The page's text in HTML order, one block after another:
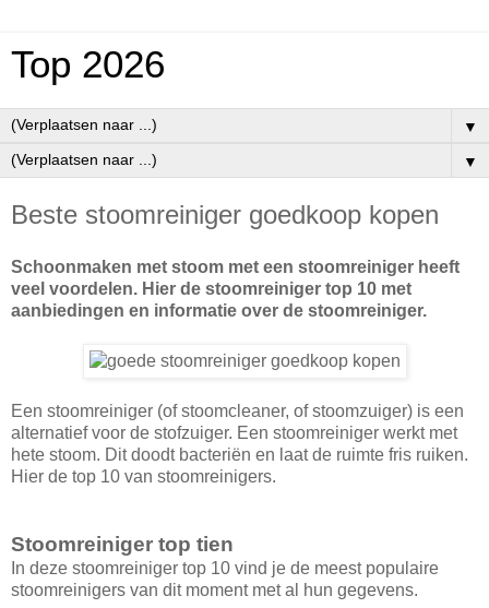
Top 2026
▼
▼
Beste stoomreiniger goedkoop kopen
Schoonmaken met stoom met een stoomreiniger heeft
veel voordelen. Hier de stoomreiniger top 10 met
aanbiedingen en informatie over de stoomreiniger.
Een stoomreiniger (of stoomcleaner, of stoomzuiger) is een
alternatief voor de stofzuiger. Een stoomreiniger werkt met
hete stoom. Dit doodt bacteriën en laat de ruimte fris ruiken.
Hier de top 10 van stoomreinigers.
Stoomreiniger top tien
In deze stoomreiniger top 10 vind je de meest populaire
stoomreinigers van dit moment met al hun gegevens.